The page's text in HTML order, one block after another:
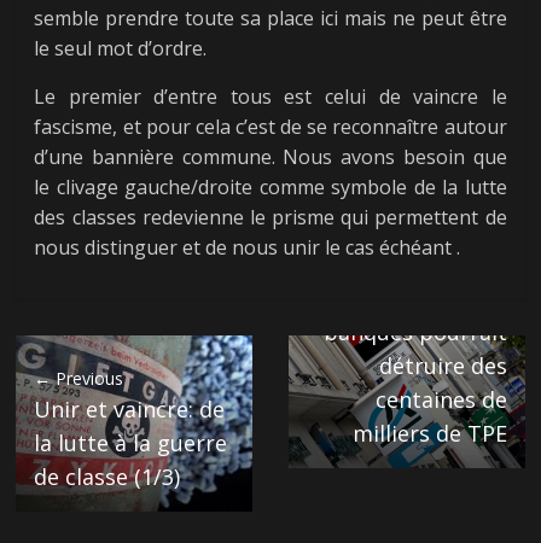
semble prendre toute sa place ici mais ne peut être
le seul mot d’ordre.
Le premier d’entre tous est celui de vaincre le
fascisme, et pour cela c’est de se reconnaître autour
d’une bannière commune. Nous avons besoin que
le clivage gauche/droite comme symbole de la lutte
des classes redevienne le prisme qui permettent de
nous distinguer et de nous unir le cas échéant .
← Previous
Unir et vaincre: de
la lutte à la guerre
de classe (1/3)
Comment la
banques pourrait
détruire des
centaines de
milliers de TPE